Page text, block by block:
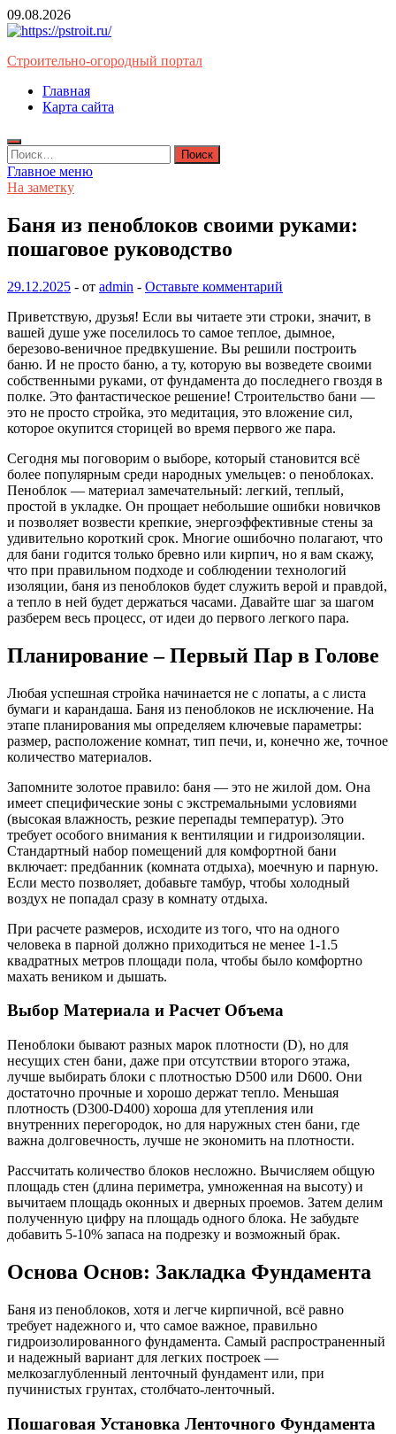
Перейти
к
09.08.2026
Строительно-огородный портал
Главная
Карта сайта
Найти:
Главное меню
На заметку
Баня из пеноблоков своими руками:
пошаговое руководство
29.12.2025 - от admin - Оставьте комментарий
Приветствую, друзья! Если вы читаете эти строки, значит, в
вашей душе уже поселилось то самое теплое, дымное,
березово-веничное предвкушение. Вы решили построить
баню. И не просто баню, а ту, которую вы возведете своими
собственными руками, от фундамента до последнего гвоздя в
полке. Это фантастическое решение! Строительство бани —
это не просто стройка, это медитация, это вложение сил,
которое окупится сторицей во время первого же пара.
Сегодня мы поговорим о выборе, который становится всё
более популярным среди народных умельцев: о пеноблоках.
Пеноблок — материал замечательный: легкий, теплый,
простой в укладке. Он прощает небольшие ошибки новичков
и позволяет возвести крепкие, энергоэффективные стены за
удивительно короткий срок. Многие ошибочно полагают, что
для бани годится только бревно или кирпич, но я вам скажу,
что при правильном подходе и соблюдении технологий
изоляции, баня из пеноблоков будет служить верой и правдой,
а тепло в ней будет держаться часами. Давайте шаг за шагом
разберем весь процесс, от идеи до первого легкого пара.
Планирование – Первый Пар в Голове
Любая успешная стройка начинается не с лопаты, а с листа
бумаги и карандаша. Баня из пеноблоков не исключение. На
этапе планирования мы определяем ключевые параметры:
размер, расположение комнат, тип печи, и, конечно же, точное
количество материалов.
Запомните золотое правило: баня — это не жилой дом. Она
имеет специфические зоны с экстремальными условиями
(высокая влажность, резкие перепады температур). Это
требует особого внимания к вентиляции и гидроизоляции.
Стандартный набор помещений для комфортной бани
включает: предбанник (комната отдыха), моечную и парную.
Если место позволяет, добавьте тамбур, чтобы холодный
воздух не попадал сразу в комнату отдыха.
При расчете размеров, исходите из того, что на одного
человека в парной должно приходиться не менее 1-1.5
квадратных метров площади пола, чтобы было комфортно
махать веником и дышать.
Выбор Материала и Расчет Объема
Пеноблоки бывают разных марок плотности (D), но для
несущих стен бани, даже при отсутствии второго этажа,
лучше выбирать блоки с плотностью D500 или D600. Они
достаточно прочные и хорошо держат тепло. Меньшая
плотность (D300-D400) хороша для утепления или
внутренних перегородок, но для наружных стен бани, где
важна долговечность, лучше не экономить на плотности.
Рассчитать количество блоков несложно. Вычисляем общую
площадь стен (длина периметра, умноженная на высоту) и
вычитаем площадь оконных и дверных проемов. Затем делим
полученную цифру на площадь одного блока. Не забудьте
добавить 5-10% запаса на подрезку и возможный брак.
Основа Основ: Закладка Фундамента
Баня из пеноблоков, хотя и легче кирпичной, всё равно
требует надежного и, что самое важное, правильно
гидроизолированного фундамента. Самый распространенный
и надежный вариант для легких построек —
мелкозаглубленный ленточный фундамент или, при
пучинистых грунтах, столбчато-ленточный.
Пошаговая Установка Ленточного Фундамента